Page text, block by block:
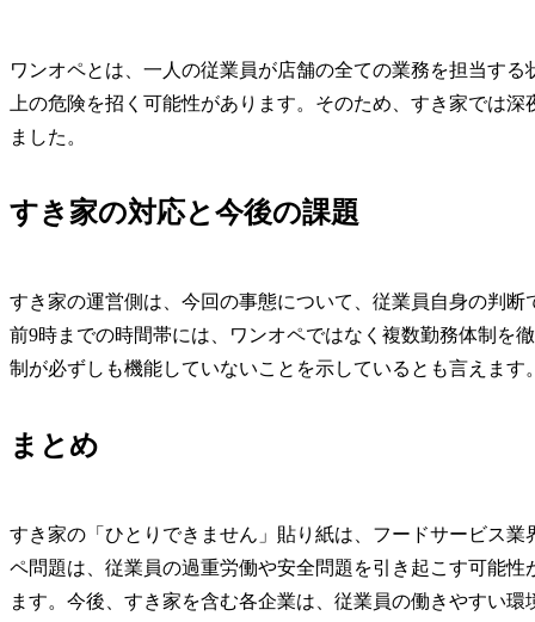
ワンオペとは、一人の従業員が店舗の全ての業務を担当す
上の危険を招く可能性があります。そのため、すき家では
ました。
すき家の対応と今後の課題
すき家の運営側は、今回の事態について、従業員自身の判
前9時までの時間帯には、ワンオペではなく複数勤務体制を
制が必ずしも機能していないことを示しているとも言えます
まとめ
すき家の「ひとりできません」貼り紙は、フードサービス
ペ問題は、従業員の過重労働や安全問題を引き起こす可能
ます。今後、すき家を含む各企業は、従業員の働きやすい